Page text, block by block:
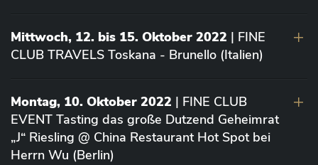
Mittwoch, 12. bis 15. Oktober 2022 | FINE
CLUB TRAVELS Toskana - Brunello (Italien)
Montag, 10. Oktober 2022 | FINE CLUB
EVENT Tasting das große Dutzend Geheimrat
„J“ Riesling @ China Restaurant Hot Spot bei
Herrn Wu (Berlin)